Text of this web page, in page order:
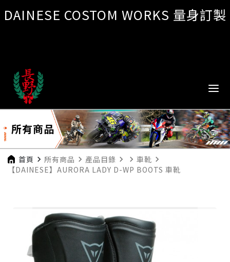
DAINESE COSTOM WORKS 量身訂製
所有商品
首頁 navigate_next 所有商品 navigate_next 產品目錄 navigate_next navigate_next 車靴 navigate_next
【DAINESE】AURORA LADY D-WP BOOTS 車靴